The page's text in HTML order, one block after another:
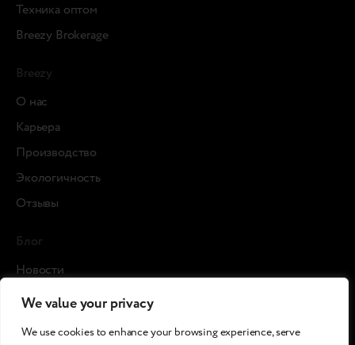
We value your privacy
We use cookies to enhance your browsing experience, serve
Техника оптом
Breezy Brokerage
Breezy
О нас
Карьера
Производство
Экологичность
Отзывы
Блог
Новости
Кейсы